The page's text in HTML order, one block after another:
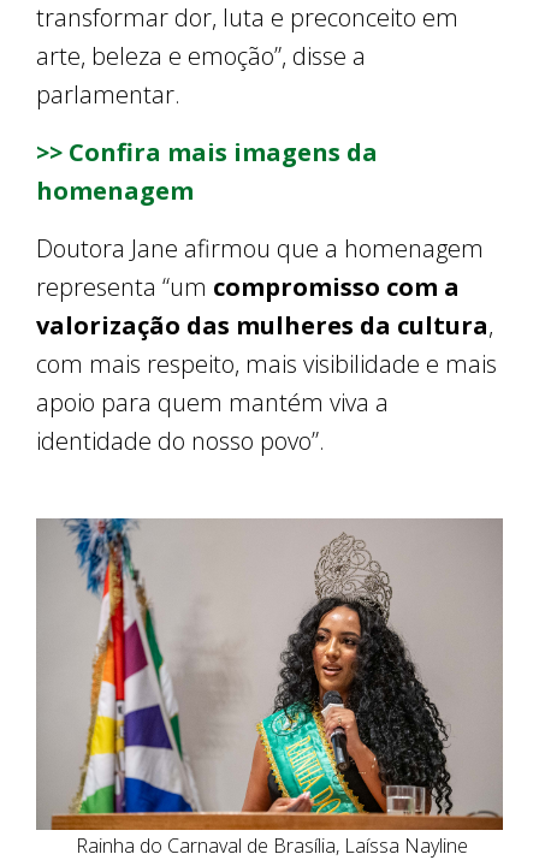
transformar dor, luta e preconceito em
arte, beleza e emoção”, disse a
parlamentar.
>> Confira mais imagens da
homenagem
Doutora Jane afirmou que a homenagem
representa “um compromisso com a
valorização das mulheres da cultura,
com mais respeito, mais visibilidade e mais
apoio para quem mantém viva a
identidade do nosso povo”.
Rainha do Carnaval de Brasília, Laíssa Nayline